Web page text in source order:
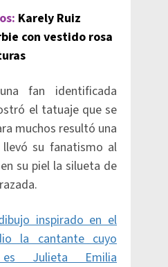
Karely Ruiz
con vestido rosa
fan identificada
el tatuaje que se
muchos resultó una
su fanatismo al
su piel la silueta de
inspirado en el
la cantante cuyo
Julieta Emilia